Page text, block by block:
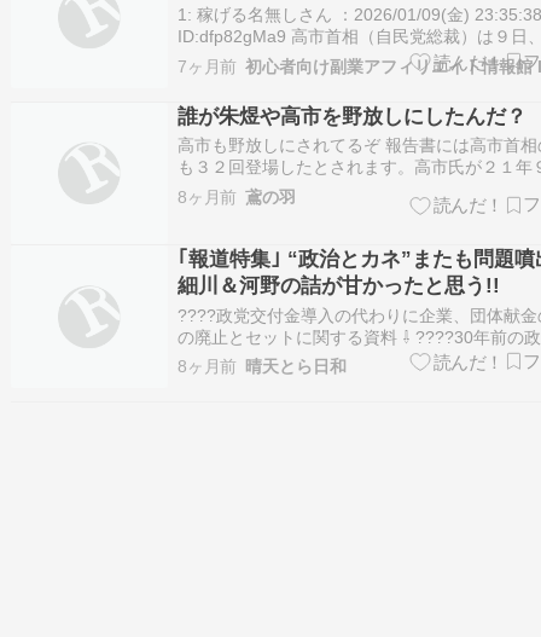
1: 稼げる名無しさん ：2026/01/09(金)
ID:dfp82gMa9 高市首相（自民党総裁）は９日
日...
7ヶ月前
誰が朱煜や高市を野放しにしたんだ？
高市も野放しにされてるぞ 報告書には高市首
も３２回登場したとされます。高市氏が２１年
初めて自民党総裁選に出馬した際には、安倍氏
推薦していると説明。「高市氏の後援会と我々
されることが「天の思（おぼ）し召（め）…
8ヶ月前 鳶の羽
｢報道特集｣ “政治とカネ”またも問題
細川＆河野の詰が甘かったと思う!!
????政党交付金導入の代わりに企業、団体献
の廃止とセットに関する資料 ⇩ ????30年前の
合意 当事者の河野元議長が（石破にも）「企
献金継続」苦言 ????政治改革の軌跡・21世紀
8ヶ月前 晴天とら日和